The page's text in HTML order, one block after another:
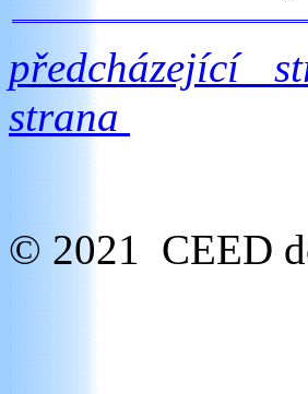
předcházející
strana
© 2021 CEED